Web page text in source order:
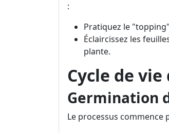
:
Pratiquez le
Éclaircissez les
plante.
Cycle de
Germination
Le processus commence